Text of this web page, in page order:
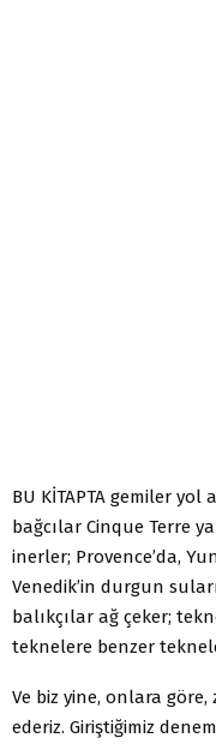
BU KİTAPTA gemiler
bağcılar Cinque Terre
inerler; Provence’da,
Venedik’in durgun
balıkçılar ağ çeker;
teknelere benzer
Ve biz yine, onlara
ederiz. Giriştiğimiz